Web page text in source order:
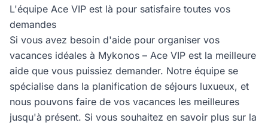
L'équipe Ace VIP est là pour satisfaire toutes vos
demandes
Si vous avez besoin d'aide pour organiser vos
vacances idéales à Mykonos – Ace VIP est la meilleure
aide que vous puissiez demander. Notre équipe se
spécialise dans la planification de séjours luxueux, et
nous pouvons faire de vos vacances les meilleures
jusqu'à présent. Si vous souhaitez en savoir plus sur la